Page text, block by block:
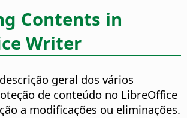
Contents in
Writer
geral dos vários
de conteúdo no LibreOffice
a modificações ou eliminações.